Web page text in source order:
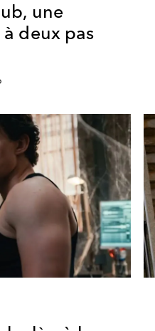
une
deux pas